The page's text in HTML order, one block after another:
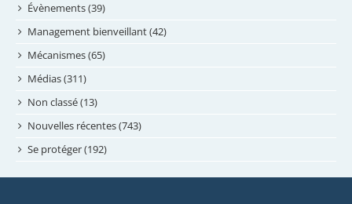
mai 2024
avril 2024
février 2024
janvier 2024
novembre 2023
octobre 2023
septembre 2023
Évènements (39)
Management bienveillant (42)
Mécanismes (65)
Médias (311)
Non classé (13)
Nouvelles récentes (743)
Se protéger (192)